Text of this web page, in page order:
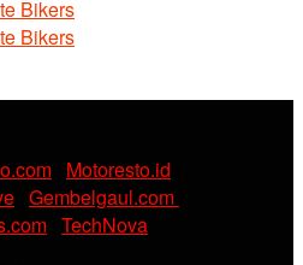
Motoresto.id
Gembelgaul.com
TechNova